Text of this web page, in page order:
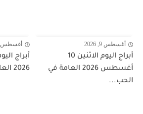
أغسطس 9, 2026
أبراج اليوم الاثنين 10
أغسطس 2026 العامة في
الحب...
أغسطس 8, 2026
2026 العامة في الحب...